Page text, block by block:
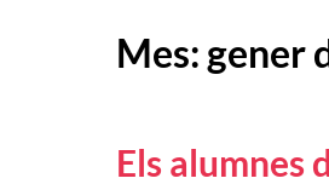
Mes: gener
Els alumnes